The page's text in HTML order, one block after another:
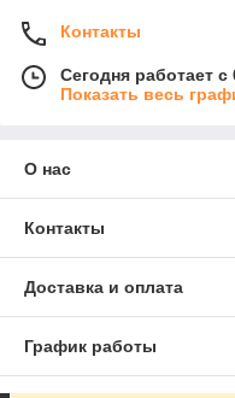
Контакты
Сегодня работает с
Показать весь
О нас
Контакты
Доставка и оплата
График работы